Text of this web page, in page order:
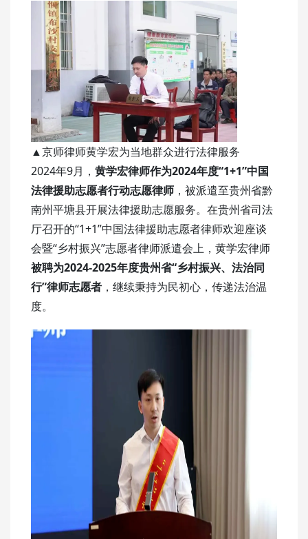
▲京师律师黄学宏为当地群众进行法律服务
2024年9月， 黄学宏律师作为2024年度“1+1”中国
法律援助志愿者行动志愿律师 ，被派遣至贵州省黔
南州平塘县开展法律援助志愿服务。在贵州省司法
厅召开的“1+1”中国法律援助志愿者律师欢迎座谈
会暨“乡村振兴”志愿者律师派遣会上，黄学宏律师
被聘为2024-2025年度贵州省“乡村振兴、法治同
行”律师志愿者 ，继续秉持为民初心，传递法治温
度。